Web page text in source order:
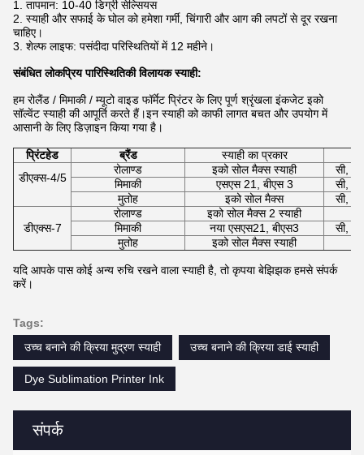
संपर्क
तापमान: 10-40 डिग्री सेल्सियस
स्याही और सफाई के घोल को हमेशा गर्मी, चिंगारी और आग की लपटों से दूर रखना
चाहिए।
शेल्फ लाइफ: पसंदीदा परिस्थितियों में 12 महीने।
संबंधित लोकप्रिय पारिस्थितिकी विलायक स्याही:
हम रोलैंड / मिमाकी / म्यूटो वाइड फॉर्मेट प्रिंटर के लिए पूर्ण श्रृंखला इंकजेट इको
सॉल्वेंट स्याही की आपूर्ति करते हैं।इन स्याही को काफी लागत बचत और उपयोग में
आसानी के लिए डिज़ाइन किया गया है।
प्रिंटहेड ब्रैंड स्याही का प्रकार
डीएक्स-4/5
रोलाण्ड इको सोल मैक्स स्याही
सी,
मिमाकी
एसएस 21, बीएस 3
सी,
मुतोह
इको सोल मैक्स सी,
डीएक्स-7
रोलाण्ड
इको सोल मैक्स 2 स्याही
मिमाकी
नया एसएस21, बीएस3
सी,
मुतोह
इको सोल मैक्स स्याही
यदि आपके पास कोई अन्य रुचि रखने वाला स्याही है, तो कृपया बेझिझक हमसे संपर्क
करें।
Tags:
उच्च बनाने की क्रिया मुद्रण स्याही
उच्च बनाने की क्रिया डाई स्याही
Dye Sublimation Printer Ink